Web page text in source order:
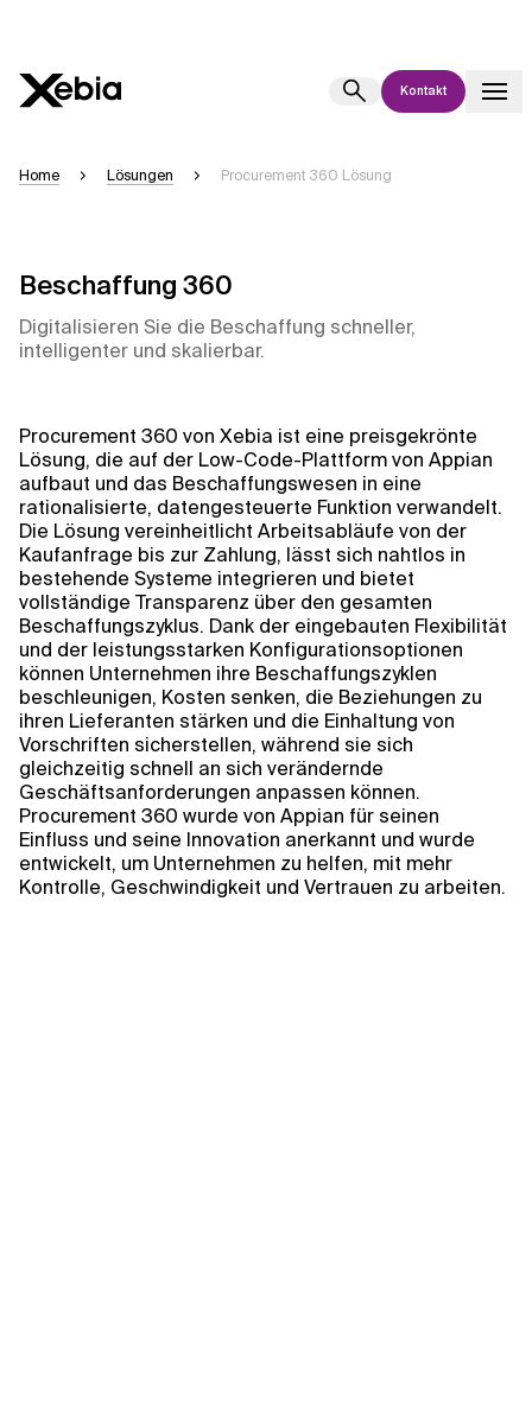
Kontakt
Genauigkeit, aber gelegentlich können Fehler auftreten.
Entscheidungen treffen oderkontaktieren Sie unsdirekt.
Kontextdateien
Home Lösungen Procurement 360 Lösung
Beschaffung 360
Digitalisieren Sie die Beschaffung schneller,
intelligenter und skalierbar.
Procurement 360 von Xebia ist eine preisgekrönte
Lösung, die auf der Low-Code-Plattform von Appian
aufbaut und das Beschaffungswesen in eine
rationalisierte, datengesteuerte Funktion verwandelt.
Die Lösung vereinheitlicht Arbeitsabläufe von der
Kaufanfrage bis zur Zahlung, lässt sich nahtlos in
bestehende Systeme integrieren und bietet
vollständige Transparenz über den gesamten
Beschaffungszyklus. Dank der eingebauten Flexibilität
und der leistungsstarken Konfigurationsoptionen
können Unternehmen ihre Beschaffungszyklen
beschleunigen, Kosten senken, die Beziehungen zu
ihren Lieferanten stärken und die Einhaltung von
Vorschriften sicherstellen, während sie sich
gleichzeitig schnell an sich verändernde
Geschäftsanforderungen anpassen können.
Procurement 360 wurde von Appian für seinen
Einfluss und seine Innovation anerkannt und wurde
entwickelt, um Unternehmen zu helfen, mit mehr
Kontrolle, Geschwindigkeit und Vertrauen zu arbeiten.